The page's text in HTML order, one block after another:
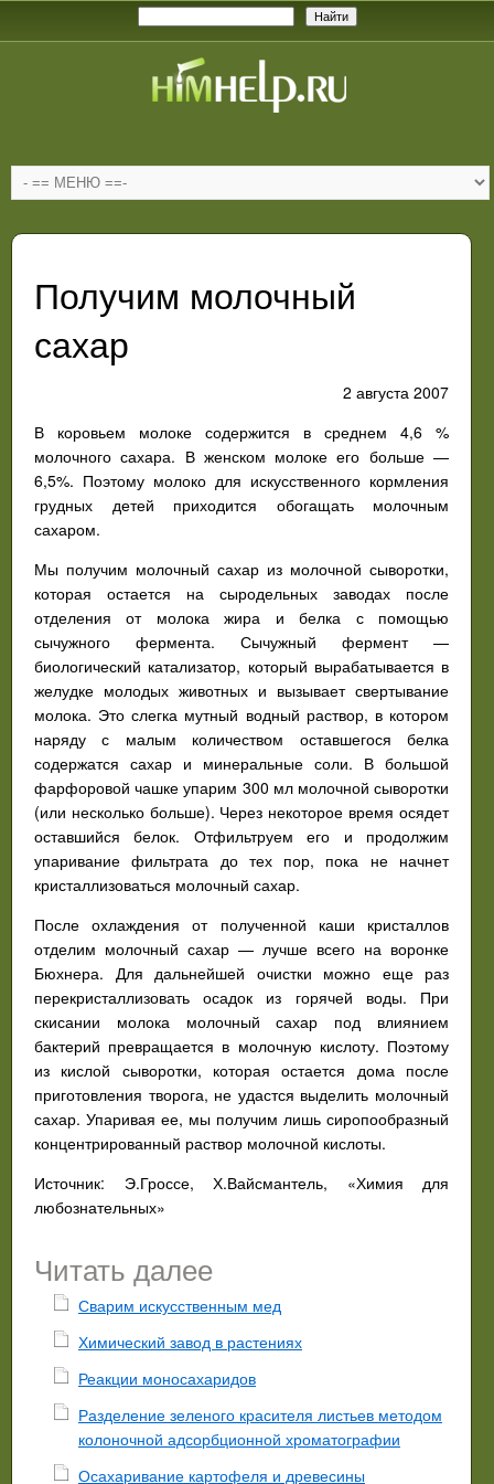
Получим молочный
сахар
2 августа 2007
В коровьем молоке содержится в среднем 4,6 %
молочного сахара. В женском молоке его больше —
6,5%. Поэтому молоко для искусственного кормления
грудных детей приходится обогащать молочным
сахаром.
Мы получим молочный сахар из молочной сыворотки,
которая остается на сыродельных заводах после
отделения от молока жира и белка с помощью
сычужного фермента. Сычужный фермент —
биологический катализатор, который вырабатывается в
желудке молодых животных и вызывает свертывание
молока. Это слегка мутный водный раствор, в котором
наряду с малым количеством оставшегося белка
содержатся сахар и минеральные соли. В большой
фарфоровой чашке упарим 300 мл молочной сыворотки
(или несколько больше). Через некоторое время осядет
оставшийся белок. Отфильтруем его и продолжим
упаривание фильтрата до тех пор, пока не начнет
кристаллизоваться молочный сахар.
После охлаждения от полученной каши кристаллов
отделим молочный сахар — лучше всего на воронке
Бюхнера. Для дальнейшей очистки можно еще раз
перекристаллизовать осадок из горячей воды. При
скисании молока молочный сахар под влиянием
бактерий превращается в молочную кислоту. Поэтому
из кислой сыворотки, которая остается дома после
приготовления творога, не удастся выделить молочный
сахар. Упаривая ее, мы получим лишь сиропообразный
концентрированный раствор молочной кислоты.
Источник: Э.Гроссе, Х.Вайсмантель, «Химия для
любознательных»
Читать далее
Сварим искусственным мед
Химический завод в растениях
Реакции моносахаридов
Разделение зеленого красителя листьев методом
колоночной адсорбционной хроматографии
Осахаривание картофеля и древесины